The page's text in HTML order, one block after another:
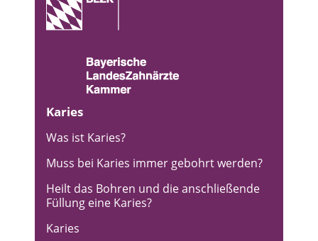
Karies
Was ist Karies?
Muss bei Karies immer gebohrt werden?
Heilt das Bohren und die anschließende
Füllung eine Karies?
Karies